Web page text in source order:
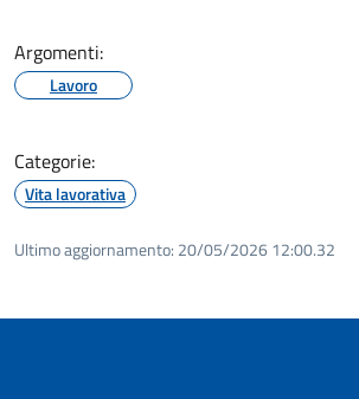
Argomenti:
Lavoro
Categorie:
Vita lavorativa
Ultimo aggiornamento: 20/05/2026 12:00.32